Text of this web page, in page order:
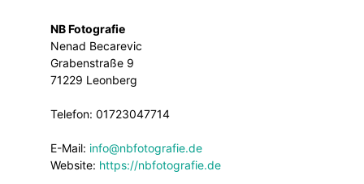
NB Fotografie
Nenad Becarevic
Grabenstraße 9
71229 Leonberg
Telefon: 01723047714
E-Mail: info@nbfotografie.de
Website: https://nbfotografie.de